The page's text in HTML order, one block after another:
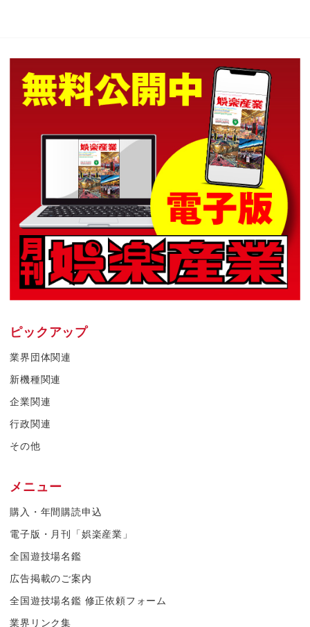
ピックアップ
業界団体関連
新機種関連
企業関連
行政関連
その他
メニュー
購入・年間購読申込
電子版・月刊「娯楽産業」
全国遊技場名鑑
広告掲載のご案内
全国遊技場名鑑 修正依頼フォーム
業界リンク集